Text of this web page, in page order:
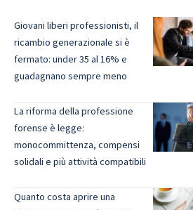
Giovani liberi professionisti, il
ricambio generazionale si è
fermato: under 35 al 16% e
guadagnano sempre meno
La riforma della professione
forense è legge:
monocommittenza, compensi
solidali e più attività compatibili
Quanto costa aprire una